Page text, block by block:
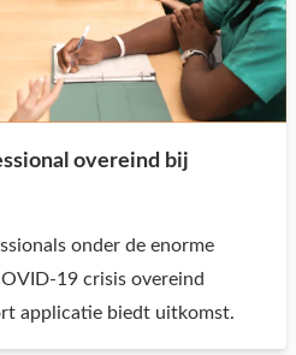
overeind bij
onder de enorme
19 crisis overeind
applicatie biedt uitkomst.